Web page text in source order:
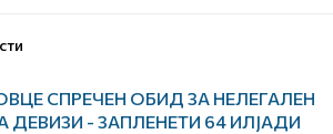
СПРЕЧЕН ОБИД ЗА НЕЛЕГАЛЕН
ДЕВИЗИ - ЗАПЛЕНЕТИ 64 ИЛЈАДИ